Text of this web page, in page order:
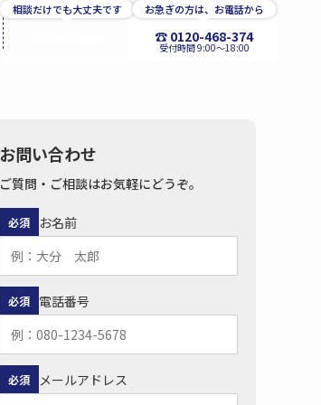
相談だけでも大丈夫です お急ぎの方は、お電話から
☎ 0120-468-374
受付時間 9:00〜18:00
お問い合わせ
ご質問・ご相談はお気軽にどうぞ。
お名前
必須
電話番号
必須
メールアドレス
必須